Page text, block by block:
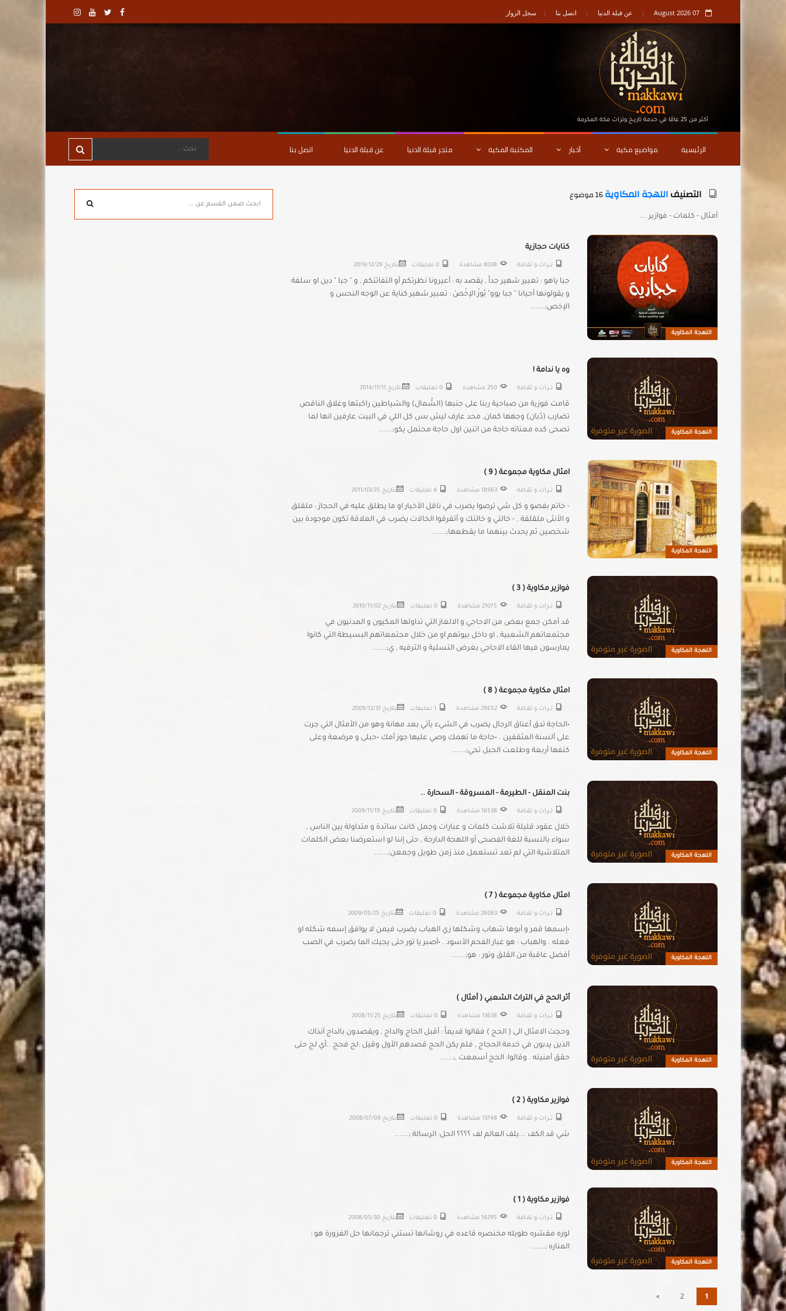
07 August 2026 عن قبلة الدنيا اتصل بنا سجل الزوار
أكثر من 25 عامًا في خدمة تاريـخ وتراث مكة المكرمة
الرئيسية مواضيع مكية أخبار المكتبة المكية متجر قبلة الدنيا عن قبلة الدنيا اتصل بنا
التصنيفاللهجة المكاوية
أمثال - كلمات - فوازير ...
اللهجة المكاوية
كنايات حجازية
تـــراث و ثقــافة 8038 مشاهدة 0 تعليقات بتاريخ 2019/12/29
جبا ياهو : تعبير شهير جداً , يقصد به : أعيرونا نظرتكم أو التفاتتكم , و " جبا " دين او سلفة
و يقولونها أحيانا " جبا يوو" بُوزْ الإخْصْ : تعبير شهير كناية عن الوجه النحس و
الإخص;......
اللهجة المكاوية
وه يا ندامة !
تـــراث و ثقــافة 250 مشاهدة 0 تعليقات بتاريخ 2014/11/11
قامت فوزية من صباحية ربنا على جنبها (الشُمال) والشياطين راكبتها وغلاق الناقص
تضارب (دُبان) وجهها كمان, محد عارف ليش بس كل اللي في البيت عارفين انها لما
تصحى كده معناته حاجة من اتنين اول حاجة محتمل يكو;......
اللهجة المكاوية
امثال مكاوية مجموعة ( 9 )
تـــراث و ثقــافة 18963 مشاهدة 4 تعليقات بتاريخ 2011/03/25
- خاتم بفصو و كل شي ترصوا يضرب في ناقل الأخبار او ما يطلق عليه في الحجاز : ملقلق
و الأنثى ملقلقة . - خالتي و خالتك و أتفرقوا الخالات يضرب في العلاقة تكون موجودة بين
شخصين ثم يحدث بينهما ما يقطعها;......
اللهجة المكاوية
فوازير مكاوية ( 3 )
تـــراث و ثقــافة 21075 مشاهدة 0 تعليقات بتاريخ2010/11/02
قد أمكن جمع بعض من الاحاجي و الالغاز التي تداولها المكيون و المدنيون في
مجتمعاتهم الشعبية , او داخل بيوتهم او من خلال مجتمعاتهم البسيطة التي كانوا
يمارسون فيها القاء الاحاجي بغرض التسلية و الترفيه , ي;......
اللهجة المكاوية
امثال مكاوية مجموعة ( 8 )
تـــراث و ثقــافة 29652 مشاهدة 1 تعليقات بتاريخ 2009/12/31
•الحاجة تدق أعناق الرجال يضرب في الشيء يأتي بعد مهانة وهو من الأمثال التي جرت
على ألسنة المثقفين . •حاجة ما تهمك وصي عليها جوز أمك •حبلى و مرضعة وعلى
كتفها أربعة وطلعت الجبل تجي;......
اللهجة المكاوية
بنت المنقل - الطيرمة - المسروقة - السحارة ..
تـــراث و ثقــافة 16538 مشاهدة 0 تعليقات بتاريخ 2009/11/19
خلال عقود قليلة تلاشت كلمات و عبارات وجمل كانت سائدة و متداولة بين الناس ,
سواء بالنسبة للغة الفصحى أو اللهجة الدارجة , حتى إننا لو استعرضنا بعض الكلمات
المتلاشية التي لم تعد تستعمل منذ زمن طويل وجمعن;......
اللهجة المكاوية
امثال مكاوية مجموعة ( 7 )
تـــراث و ثقــافة 26083 مشاهدة 0 تعليقات بتاريخ 2009/05/25
•إسمها قمر و أبوها شهاب وشكلها زي الهباب يضرب فيمن لا يوافق إسمه شكله او
فعله . والهباب : هو غبار الفحم الأسود . •أصبر يا تور حتى يجيك الما يضرب في الصب
أفضل عاقبة من القلق وتور : هو;......
اللهجة المكاوية
أثر الحج في التراث الشعبي ( أمثال )
تـــراث و ثقــافة 13638 مشاهدة 0 تعليقات بتاريخ 2008/11/25
وحجت الامثال الى ( الحج ) فقالوا قديماً : أقبل الحاج والداج , ويقصدون بالداج آنذاك
الذين يدبون في خدمة الحجاج , فلم يكن الحج قصدهم الأول وقيل :لج فحج ..أي لج حتى
حقق أمنيته . وقالوا: الحج أسمعت ,;......
اللهجة المكاوية
فوازير مكاوية ( 2 )
تـــراث و ثقــافة 13748 مشاهدة 0 تعليقات بتاريخ 2008/07/09
شي قد الكف ...يلف العالم لف ؟؟؟؟ الحل: الرسالة ;......
اللهجة المكاوية
فوازير مكاوية ( 1 )
تـــراث و ثقــافة 14295 مشاهدة 0 تعليقات بتاريخ2008/05/30
لوزه مقشره طويله مخنصره قاعده في روشانها تستني ترجمانها حل الفزورة هو :
المناره ;......
1
2
»